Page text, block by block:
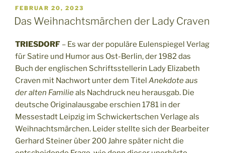
VERÖFFENTLICHT
AM
FEBRUAR 20, 2023
Das Weihnachtsmärchen der Lady Craven
TRIESDORF – Es war der populäre Eulenspiegel Verlag
für Satire und Humor aus Ost-Berlin, der 1982 das
Buch der englischen Schriftsstellerin Lady Elizabeth
Craven mit Nachwort unter dem Titel Anekdote aus
der alten Familieals Nachdruck neu herausgab. Die
deutsche Originalausgabe erschien 1781 in der
Messestadt Leipzig im Schwickertschen Verlage als
Weihnachtsmärchen. Leider stellte sich der Bearbeiter
Gerhard Steiner über 200 Jahre später nicht die